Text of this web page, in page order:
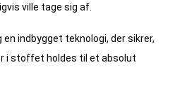
ville tage sig af.
indbygget teknologi, der sikrer,
i stoffet holdes til et absolut